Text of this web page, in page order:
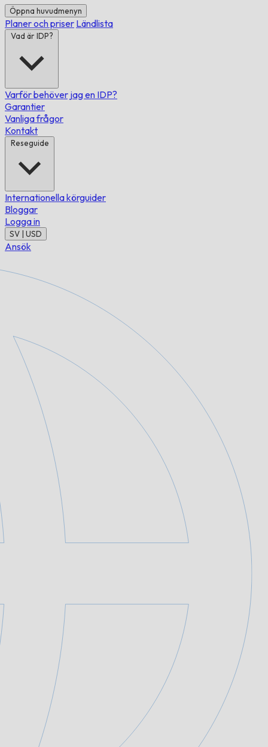
Öppna huvudmenyn
Planer och priser Ländlista
Vad är IDP?
Varför behöver jag en IDP?
Garantier
Vanliga frågor
Kontakt
Reseguide
Internationella körguider
Bloggar
Logga in
SV | USD
Ansök